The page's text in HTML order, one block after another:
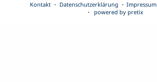
Kontakt Datenschutzerklärung Impressum
powered by pretix